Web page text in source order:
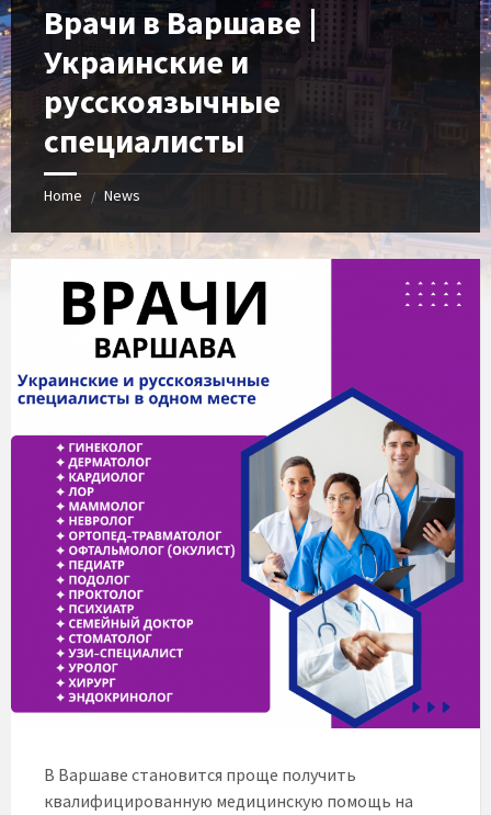
Врачи в Варшаве |
Украинские и
русскоязычные
специалисты
Home / News
В Варшаве становится проще получить
квалифицированную медицинскую помощь на